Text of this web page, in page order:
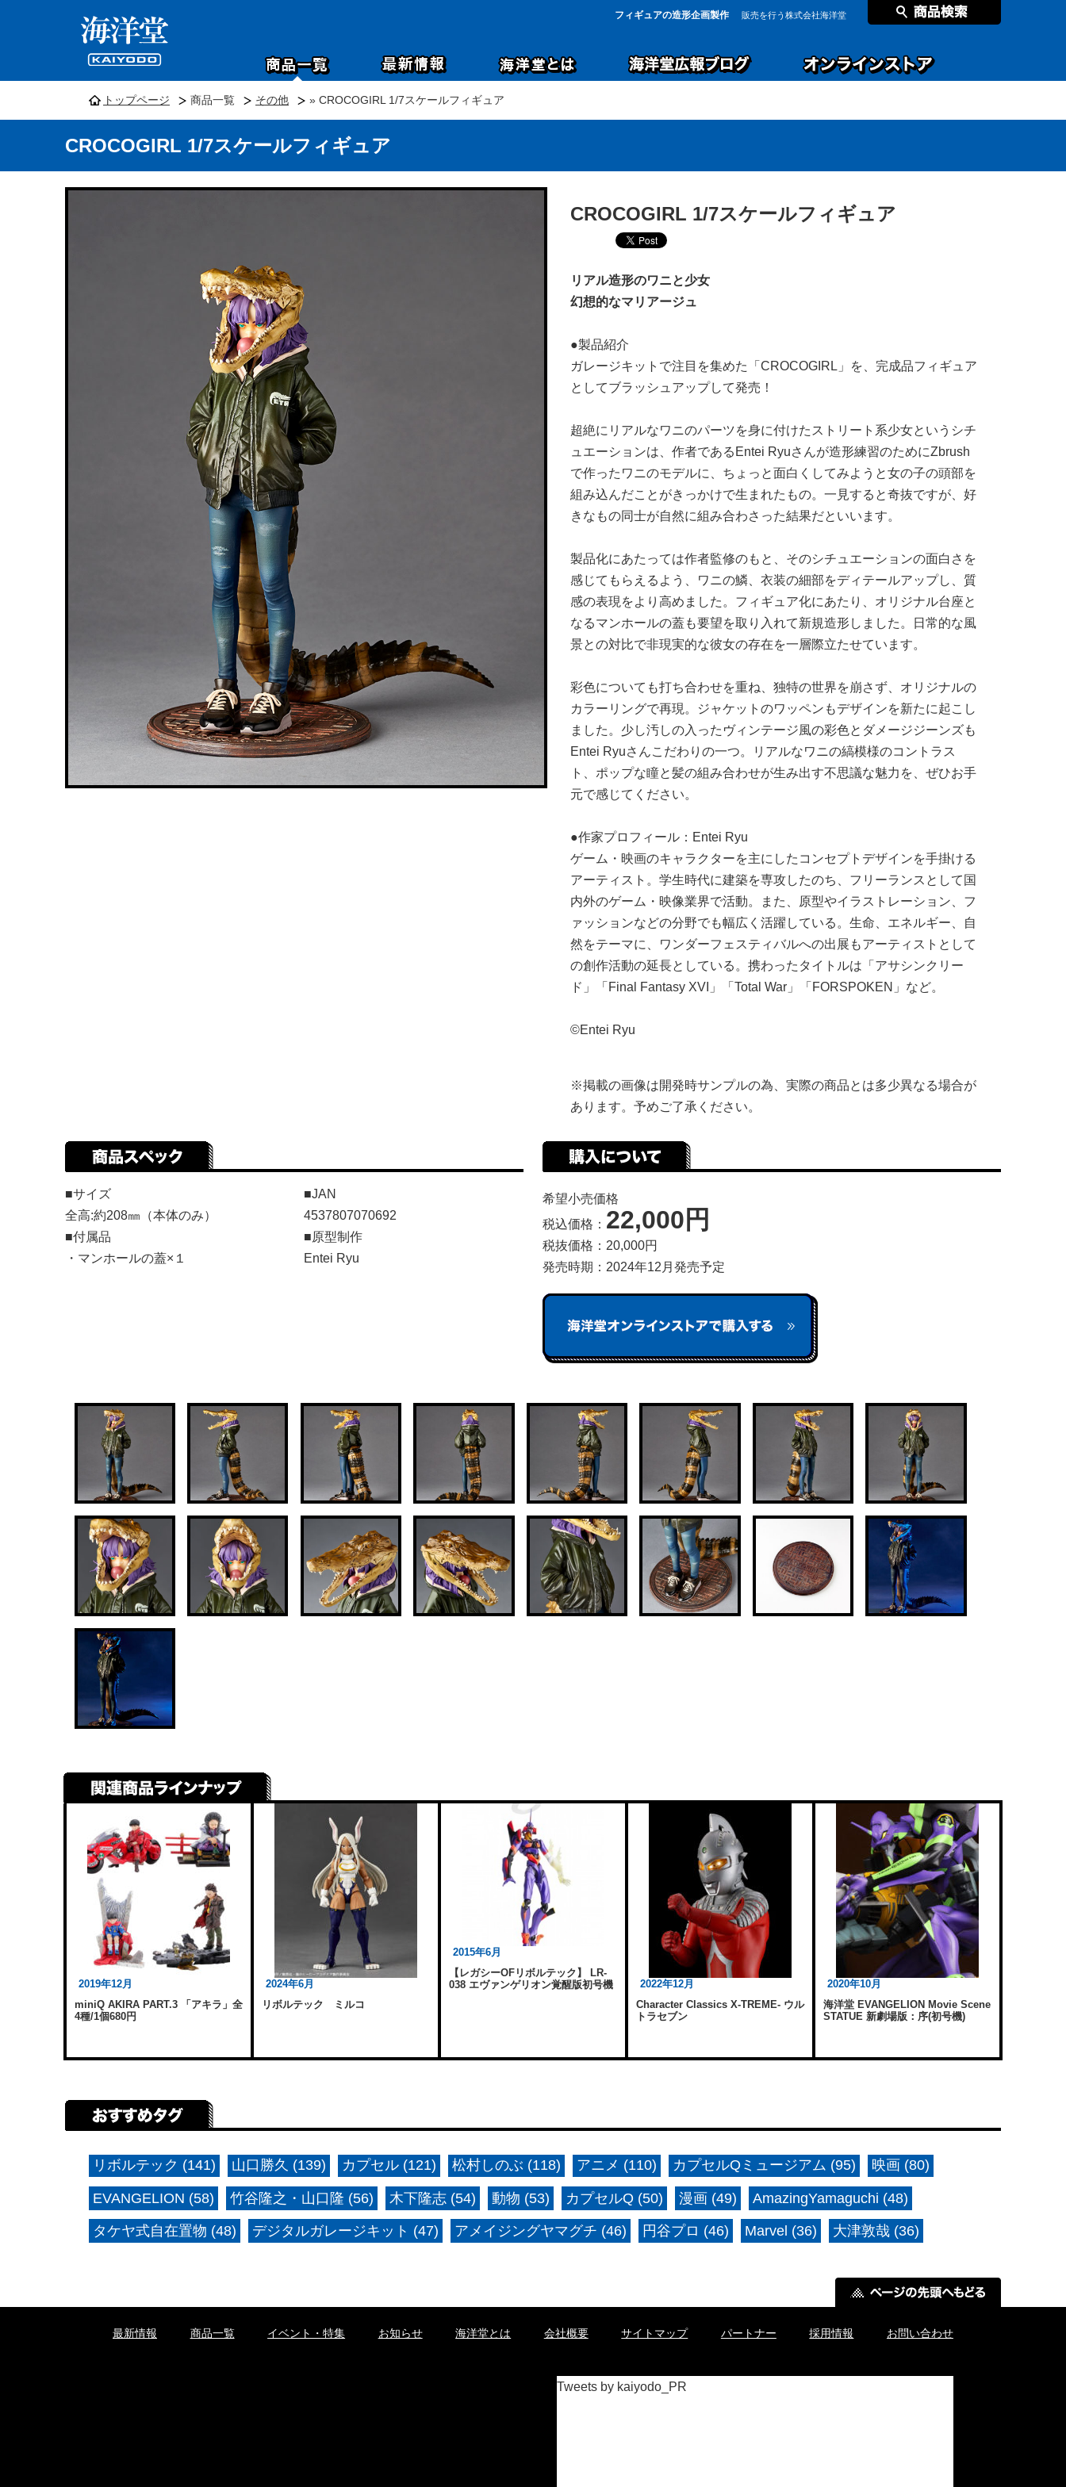
フィギュアの造形企画製作 販売を行う株式会社海洋堂
トップページ 商品一覧 その他 » CROCOGIRL 1/7スケールフィギュア
CROCOGIRL 1/7スケールフィギュア
CROCOGIRL 1/7スケールフィギュア
リアル造形のワニと少女
幻想的なマリアージュ
●製品紹介
ガレージキットで注目を集めた「CROCOGIRL」を、完成品フィギュア
としてブラッシュアップして発売！
超絶にリアルなワニのパーツを身に付けたストリート系少女というシチ
ュエーションは、作者であるEntei Ryuさんが造形練習のためにZbrush
で作ったワニのモデルに、ちょっと面白くしてみようと女の子の頭部を
組み込んだことがきっかけで生まれたもの。一見すると奇抜ですが、好
きなもの同士が自然に組み合わさった結果だといいます。
製品化にあたっては作者監修のもと、そのシチュエーションの面白さを
感じてもらえるよう、ワニの鱗、衣装の細部をディテールアップし、質
感の表現をより高めました。フィギュア化にあたり、オリジナル台座と
なるマンホールの蓋も要望を取り入れて新規造形しました。日常的な風
景との対比で非現実的な彼女の存在を一層際立たせています。
彩色についても打ち合わせを重ね、独特の世界を崩さず、オリジナルの
カラーリングで再現。ジャケットのワッペンもデザインを新たに起こし
ました。少し汚しの入ったヴィンテージ風の彩色とダメージジーンズも
Entei Ryuさんこだわりの一つ。リアルなワニの縞模様のコントラス
ト、ポップな瞳と髪の組み合わせが生み出す不思議な魅力を、ぜひお手
元で感じてください。
●作家プロフィール：Entei Ryu
ゲーム・映画のキャラクターを主にしたコンセプトデザインを手掛ける
アーティスト。学生時代に建築を専攻したのち、フリーランスとして国
内外のゲーム・映像業界で活動。また、原型やイラストレーション、フ
ァッションなどの分野でも幅広く活躍している。生命、エネルギー、自
然をテーマに、ワンダーフェスティバルへの出展もアーティストとして
の創作活動の延長としている。携わったタイトルは「アサシンクリー
ド」「Final Fantasy XVI」「Total War」「FORSPOKEN」など。
©Entei Ryu
※掲載の画像は開発時サンプルの為、実際の商品とは多少異なる場合が
あります。予めご了承ください。
■サイズ
全高:約208㎜（本体のみ）
■付属品
・マンホールの蓋×１
■JAN
4537807070692
■原型制作
Entei Ryu
希望小売価格
税込価格： 22,000円
税抜価格：20,000円
発売時期：2024年12月発売予定
2019年12月
miniQ AKIRA PART.3 「アキラ」全
4種/1個680円
2024年6月
リボルテック ミルコ
2015年6月
【レガシーOFリボルテック】 LR-
038 エヴァンゲリオン覚醒版初号機
2022年12月
Character Classics X-TREME- ウル
トラセブン
2020年10月
海洋堂 EVANGELION Movie Scene
STATUE 新劇場版：序(初号機)
リボルテック (141) 山口勝久 (139) カプセル (121) 松村しのぶ (118) アニメ (110) カプセルQミュージアム (95) 映画 (80)
EVANGELION (58) 竹谷隆之・山口隆 (56) 木下隆志 (54) 動物 (53) カプセルQ (50) 漫画 (49) AmazingYamaguchi (48)
タケヤ式自在置物 (48) デジタルガレージキット (47) アメイジングヤマグチ (46) 円谷プロ (46) Marvel (36) 大津敦哉 (36)
最新情報 商品一覧 イベント・特集 お知らせ 海洋堂とは 会社概要 サイトマップ パートナー 採用情報 お問い合わせ
Tweets by kaiyodo_PR